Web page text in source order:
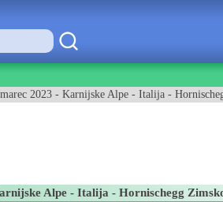
2023 - Karnijske Alpe - Italija -
Alpe - Italija - Hornischegg